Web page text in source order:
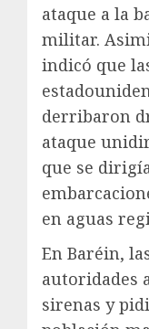
ataque a la
militar.
indicó que
derribaron
ataque
que se
en aguas
En Baréin,
autoridades
sirenas y